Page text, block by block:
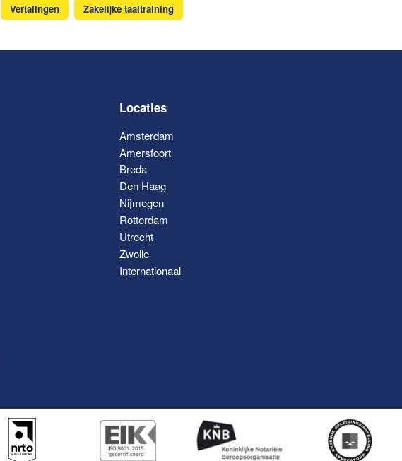
Vertalingen Zakelijke taaltraining
Locaties
Amsterdam
Amersfoort
Breda
Den Haag
Nijmegen
Rotterdam
Utrecht
Zwolle
Internationaal